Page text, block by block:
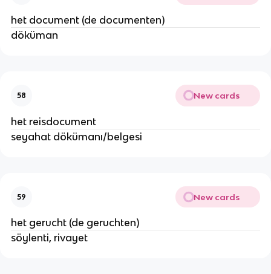
het document (de documenten)
döküman
58 New cards
het reisdocument
seyahat dökümanı/belgesi
59 New cards
het gerucht (de geruchten)
söylenti, rivayet